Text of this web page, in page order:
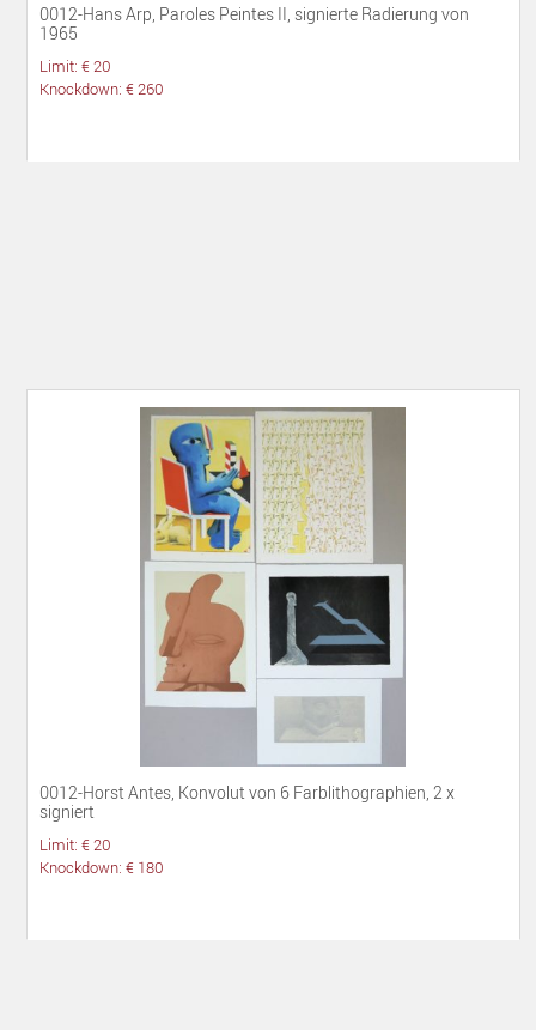
0012-Hans Arp, Paroles Peintes II, signierte Radierung von
1965
Limit: € 20
Knockdown: € 260
0012-Horst Antes, Konvolut von 6 Farblithographien, 2 x
signiert
Limit: € 20
Knockdown: € 180